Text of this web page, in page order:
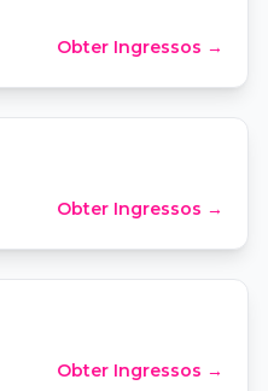
Obter Ingressos →
Ouen
Obter Ingressos →
Obter Ingressos →
du rap français